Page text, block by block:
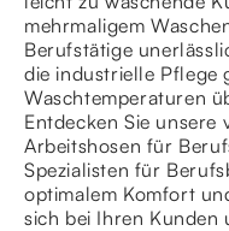
mehrmaligem
Berufstätige
die industrielle Pflege
Waschtemperaturen
Entdecken Sie unsere
Arbeitshosen für
Spezialisten für
optimalem Komfort
sich bei Ihren Kunden